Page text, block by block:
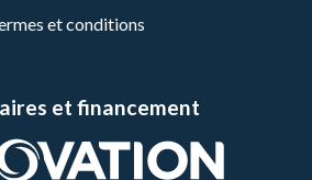
et conditions
et financement